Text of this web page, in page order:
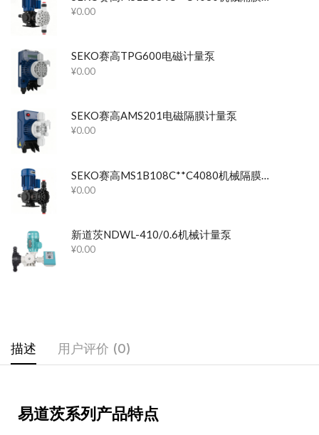
¥0.00
SEKO赛高TPG600电磁计量泵
¥0.00
SEKO赛高AMS201电磁隔膜计量泵
¥0.00
¥0.00
新道茨NDWL-410/0.6机械计量泵
¥0.00
描述 用户评价 (0)
易道茨系列产品特点